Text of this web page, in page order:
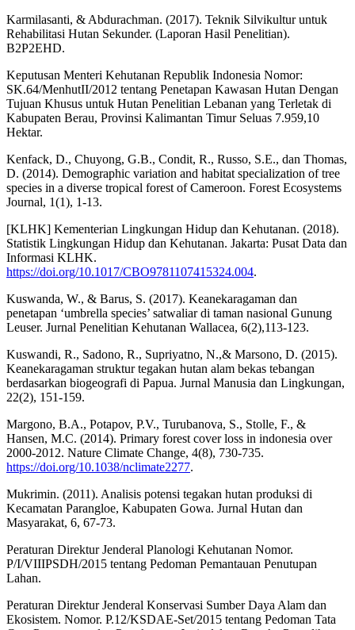
Karmilasanti, & Abdurachman. (2017). Teknik Silvikultur untuk
Rehabilitasi Hutan Sekunder. (Laporan Hasil Penelitian).
B2P2EHD.
Keputusan Menteri Kehutanan Republik Indonesia Nomor:
SK.64/MenhutII/2012 tentang Penetapan Kawasan Hutan Dengan
Tujuan Khusus untuk Hutan Penelitian Lebanan yang Terletak di
Kabupaten Berau, Provinsi Kalimantan Timur Seluas 7.959,10
Hektar.
Kenfack, D., Chuyong, G.B., Condit, R., Russo, S.E., dan Thomas,
D. (2014). Demographic variation and habitat specialization of tree
species in a diverse tropical forest of Cameroon. Forest Ecosystems
Journal, 1(1), 1-13.
[KLHK] Kementerian Lingkungan Hidup dan Kehutanan. (2018).
Statistik Lingkungan Hidup dan Kehutanan. Jakarta: Pusat Data dan
Informasi KLHK.
https://doi.org/10.1017/CBO9781107415324.004.
Kuswanda, W., & Barus, S. (2017). Keanekaragaman dan
penetapan ‘umbrella species’ satwaliar di taman nasional Gunung
Leuser. Jurnal Penelitian Kehutanan Wallacea, 6(2),113-123.
Kuswandi, R., Sadono, R., Supriyatno, N.,& Marsono, D. (2015).
Keanekaragaman struktur tegakan hutan alam bekas tebangan
berdasarkan biogeografi di Papua. Jurnal Manusia dan Lingkungan,
22(2), 151-159.
Margono, B.A., Potapov, P.V., Turubanova, S., Stolle, F., &
Hansen, M.C. (2014). Primary forest cover loss in indonesia over
2000-2012. Nature Climate Change, 4(8), 730-735.
https://doi.org/10.1038/nclimate2277.
Mukrimin. (2011). Analisis potensi tegakan hutan produksi di
Kecamatan Parangloe, Kabupaten Gowa. Jurnal Hutan dan
Masyarakat, 6, 67-73.
Peraturan Direktur Jenderal Planologi Kehutanan Nomor.
P/I/VIIIPSDH/2015 tentang Pedoman Pemantauan Penutupan
Lahan.
Peraturan Direktur Jenderal Konservasi Sumber Daya Alam dan
Ekosistem. Nomor. P.12/KSDAE-Set/2015 tentang Pedoman Tata